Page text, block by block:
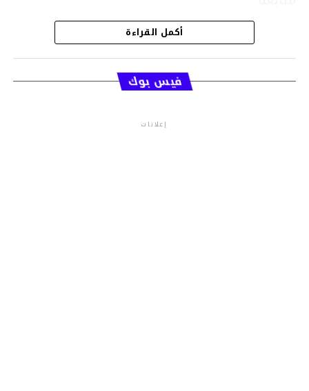
قسم الاخبار
أكمل القراءة
فيس بوك
إعلانات